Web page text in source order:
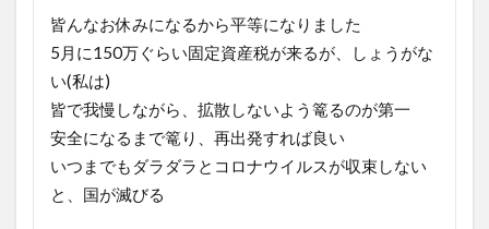
皆んなお休みになるから平等になりました
5月に150万ぐらい固定資産税が来るが、しょうがな
い(私は)
皆で我慢しながら、拡散しないよう篭るのが第一
安全になるまで篭り、再出発すれば良い
いつまでもダラダラとコロナウイルスが収束しない
と、国が滅びる